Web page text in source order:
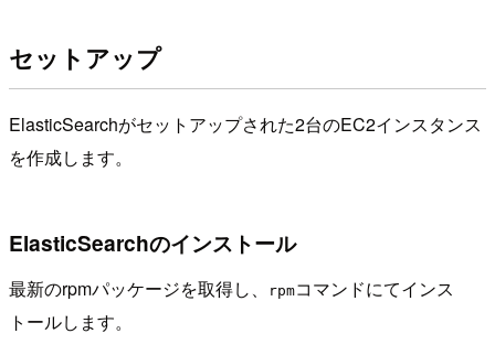
セットアップ
ElasticSearchがセットアップされた2台のEC2インスタンス
を作成します。
ElasticSearchのインストール
最新のrpmパッケージを取得し、 rpmコマンドにてインス
トールします。